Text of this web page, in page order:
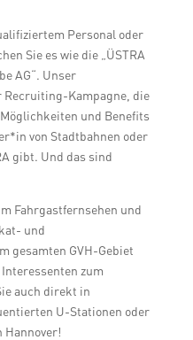
Personal oder
Sie es wie die „ÜSTRA
AG“. Unser
Kampagne, die
und Benefits
von Stadtbahnen oder
gibt. Und das sind
Fahrgastfernsehen und
und
gesamten GVH-Gebiet
zum
auch direkt in
U-Stationen oder